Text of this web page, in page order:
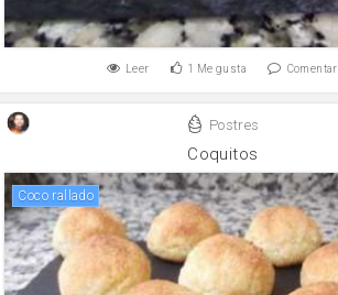
Leer 1 Me gusta Comentar
Postres
Coquitos
Coco rallado